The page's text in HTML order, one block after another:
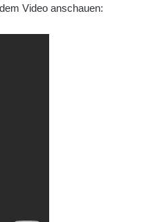
Video anschauen: